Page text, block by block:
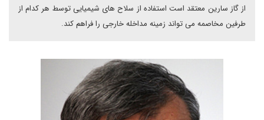
از گاز سارین معتقد است استفاده از سلاح های شیمیایی توسط هر کدام از
طرفین مخاصمه می تواند زمینه مداخله خارجی را فراهم کند.